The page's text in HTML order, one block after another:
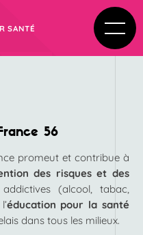
SANTÉ
56
promeut et contribue à
des risques et des
(alcool, tabac,
éducation pour la santé
dans tous les milieux.